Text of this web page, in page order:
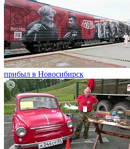
прибыл в Новосибирск